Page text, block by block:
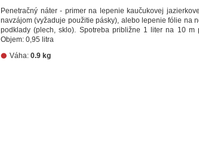
Penetračný náter - primer na lepenie kaučukovej
navzájom (vyžaduje použitie pásky), alebo lepenie fólie na
podklady (plech, sklo). Spotreba približne 1 liter na 10 m
Objem: 0,95 litra
Váha: 0.9 kg